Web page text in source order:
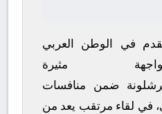
في الوطن العربي
مثيرة
ضمن منافسات
، في لقاء مرتقب يعد من